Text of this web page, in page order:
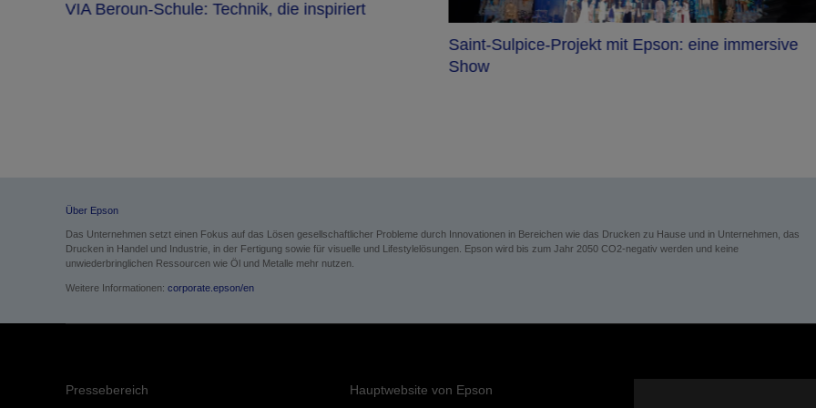
VIA Beroun-Schule: Technik, die inspiriert
Saint-Sulpice-Projekt mit Epson: eine immersive
Show
Über Epson
Das Unternehmen setzt einen Fokus auf das Lösen gesellschaftlicher Probleme durch Innovationen in Bereichen wie das Drucken zu Hause und in Unternehmen, das
Drucken in Handel und Industrie, in der Fertigung sowie für visuelle und Lifestylelösungen. Epson wird bis zum Jahr 2050 CO2-negativ werden und keine
unwiederbringlichen Ressourcen wie Öl und Metalle mehr nutzen.
Weitere Informationen: corporate.epson/en
Pressebereich Hauptwebsite von Epson